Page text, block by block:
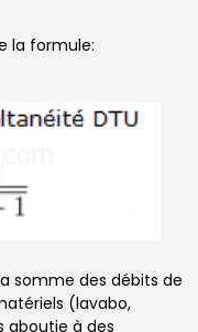
la formule:
somme des débits de
(lavabo,
aboutie à des